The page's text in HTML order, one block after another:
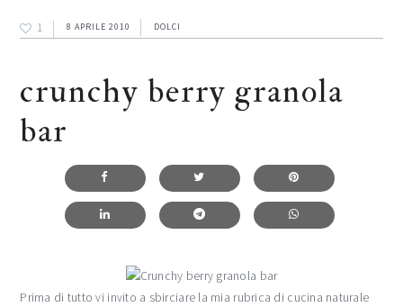
1 8 APRILE 2010 DOLCI
crunchy berry granola
bar
Prima di tutto vi invito a sbirciare la mia rubrica di cucina naturale